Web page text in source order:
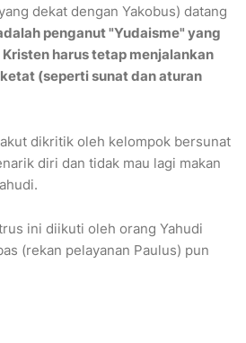
dekat dengan Yakobus) datang
penganut "Yudaisme" yang
harus tetap menjalankan
(seperti sunat dan aturan
dikritik oleh kelompok bersunat
diri dan tidak mau lagi makan
ini diikuti oleh orang Yahudi
(rekan pelayanan Paulus) pun